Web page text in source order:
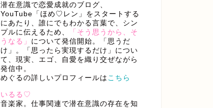
潜在意識で恋愛成就のブログ、
YouTube「ほめ♡レン」をスタートする
にあたり、誰にでもわかる言葉で、シン
プルに伝えるため、
「そう思うから、そ
うなる」 について発信開始。「思うだ
け」。「思ったら実現するだけ」につい
て、現実、エゴ、自愛を織り交ぜながら
発信中。
めぐるの詳しいプロフィールは こちら
いるる♡
音楽家。仕事関連で潜在意識の存在を知